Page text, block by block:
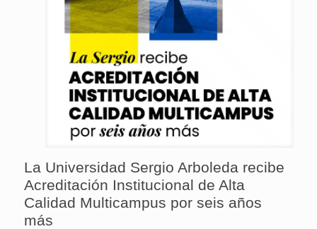
La Universidad Sergio Arboleda recibe
Acreditación Institucional de Alta
Calidad Multicampus por seis años
más